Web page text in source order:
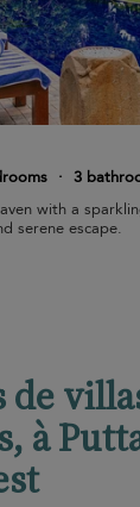
· 3
with a
serene escape.
de
à